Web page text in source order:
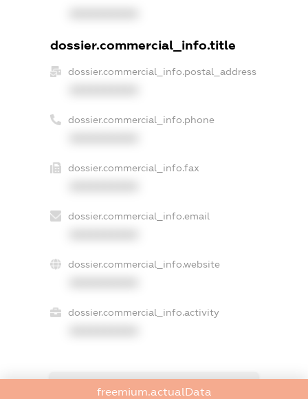
dossier.commercial_info.title
dossier.commercial_info.postal_address
dossier.commercial_info.phone
dossier.commercial_info.fax
dossier.commercial_info.email
dossier.commercial_info.website
dossier.commercial_info.activity
freemium.exampleText_1
freemium.actualData